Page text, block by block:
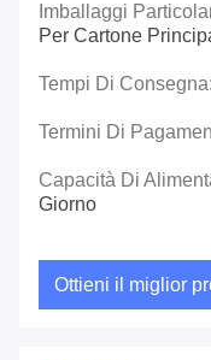
Imballaggi
Per Cartone
Tempi Di Consegna:
Termini Di
Capacità Di
Giorno
Ottieni il miglior